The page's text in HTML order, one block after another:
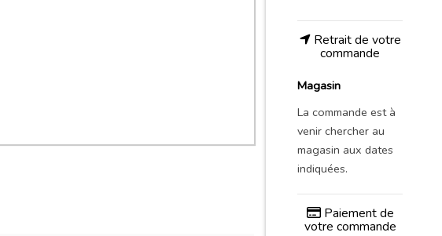
Retrait de votre
commande
Magasin
La commande est à
venir chercher au
magasin aux dates
indiquées.
Paiement de
votre commande